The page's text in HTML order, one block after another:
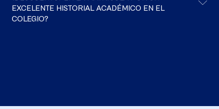
EXCELENTE HISTORIAL ACADÉMICO EN EL
COLEGIO?